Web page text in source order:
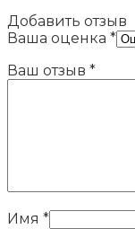
Добавить отзыв
Ваша оценка *
Ваш отзыв *
Имя *